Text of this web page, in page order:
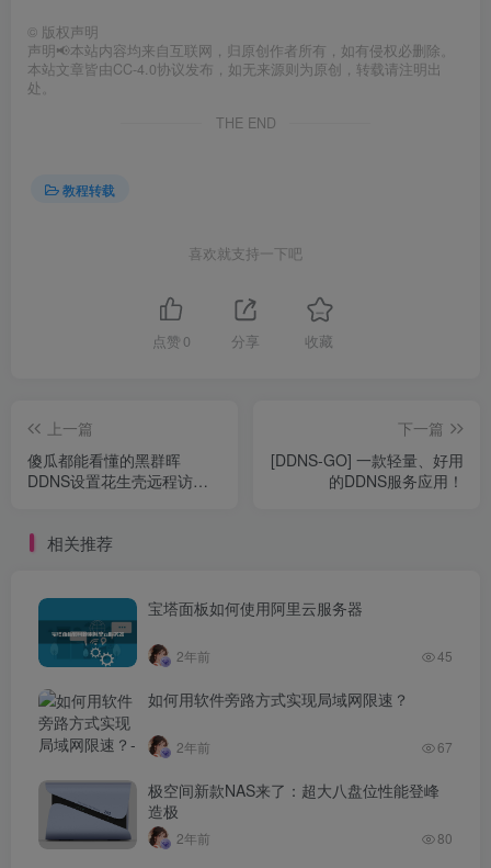
© 版权声明
声明📢本站内容均来自互联网，归原创作者所有，如有侵权必删除。
本站文章皆由CC-4.0协议发布，如无来源则为原创，转载请注明出
处。
THE END
教程转载
喜欢就支持一下吧
点赞 0 分享 收藏
上一篇
傻瓜都能看懂的黑群晖
DDNS设置花生壳远程访问
下一篇
[DDNS-GO] 一款轻量、好用
的DDNS服务应用！
相关推荐
宝塔面板如何使用阿里云服务器
2年前 45
如何用软件旁路方式实现局域网限速？
2年前 67
极空间新款NAS来了：超大八盘位性能登峰
造极
2年前 80